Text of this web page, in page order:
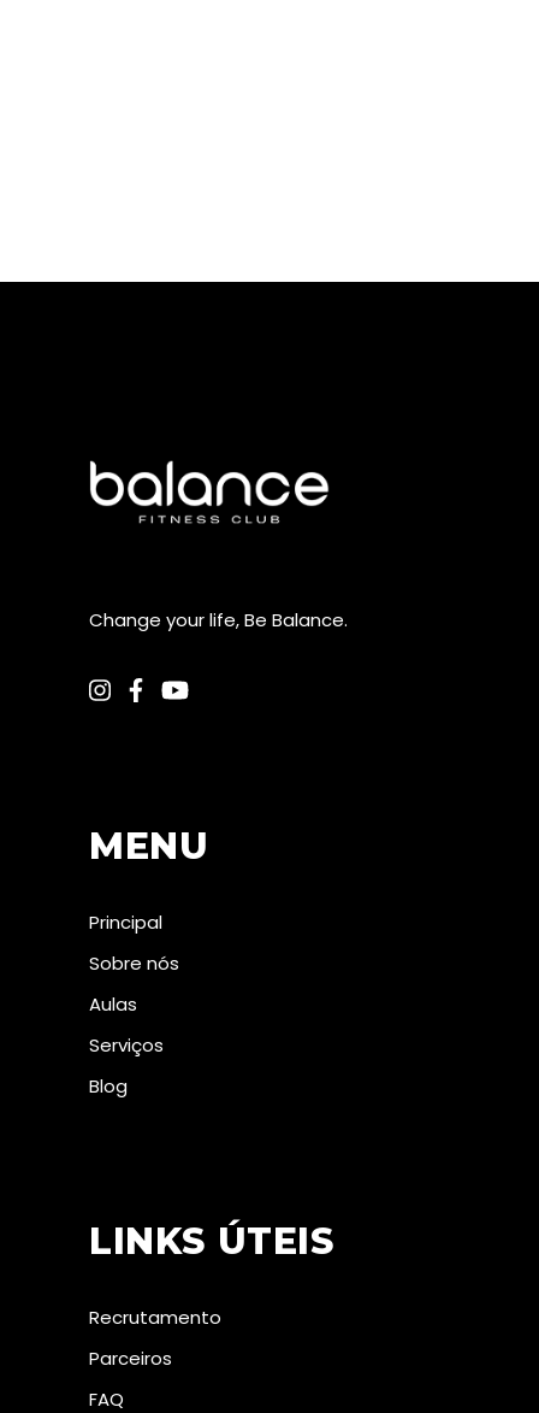
Change your life, Be Balance.
MENU
Principal
Sobre nós
Aulas
Serviços
Blog
LINKS ÚTEIS
Recrutamento
Parceiros
FAQ